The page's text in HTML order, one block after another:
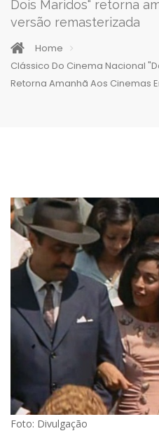
Dois Maridos" retorna
versão remasterizada
Home
Clássico Do Cinema Nacional
Retorna Amanhã Aos Cinemas
Foto: Divulgação